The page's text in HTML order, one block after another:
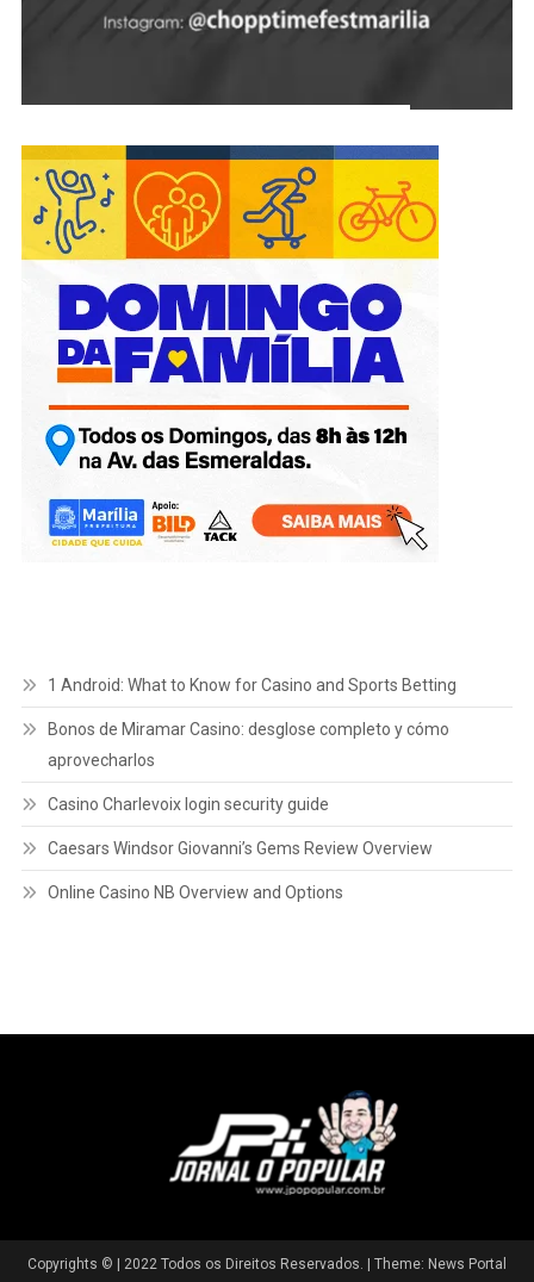
1 Android: What to Know for Casino and Sports Betting
Bonos de Miramar Casino: desglose completo y cómo
aprovecharlos
Casino Charlevoix login security guide
Caesars Windsor Giovanni’s Gems Review Overview
Online Casino NB Overview and Options
Copyrights © | 2022 Todos os Direitos Reservados. | Theme: News Portal